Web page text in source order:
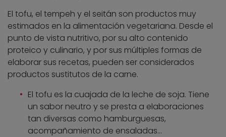
El tofu, el tempeh y el seitán son productos muy
estimados en la alimentación vegetariana. Desde el
punto de vista nutritivo, por su alto contenido
proteico y culinario, y por sus múltiples formas de
elaborar sus recetas, pueden ser considerados
productos sustitutos de la carne.
El tofu es la cuajada de la leche de soja. Tiene
un sabor neutro y se presta a elaboraciones
tan diversas como hamburguesas,
acompañamiento de ensaladas…